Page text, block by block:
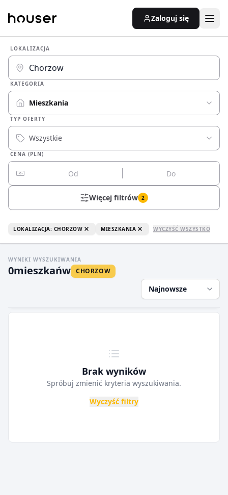
Zaloguj się
LOKALIZACJA
KATEGORIA
Mieszkania
TYP OFERTY
Wszystkie
CENA (PLN)
Więcej filtrów 2
LOKALIZACJA: CHORZOW MIESZKANIA WYCZYŚĆ WSZYSTKO
WYNIKI WYSZUKIWANIA
0mieszkańw CHORZOW
Najnowsze
Brak wyników
Spróbuj zmienić kryteria wyszukiwania.
Wyczyść filtry